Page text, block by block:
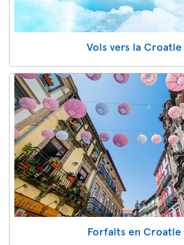
Vols vers la Croatie
Forfaits en Croatie